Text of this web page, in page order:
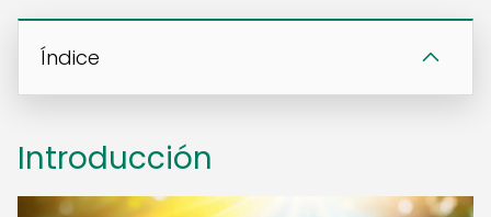
Índice
Introducción